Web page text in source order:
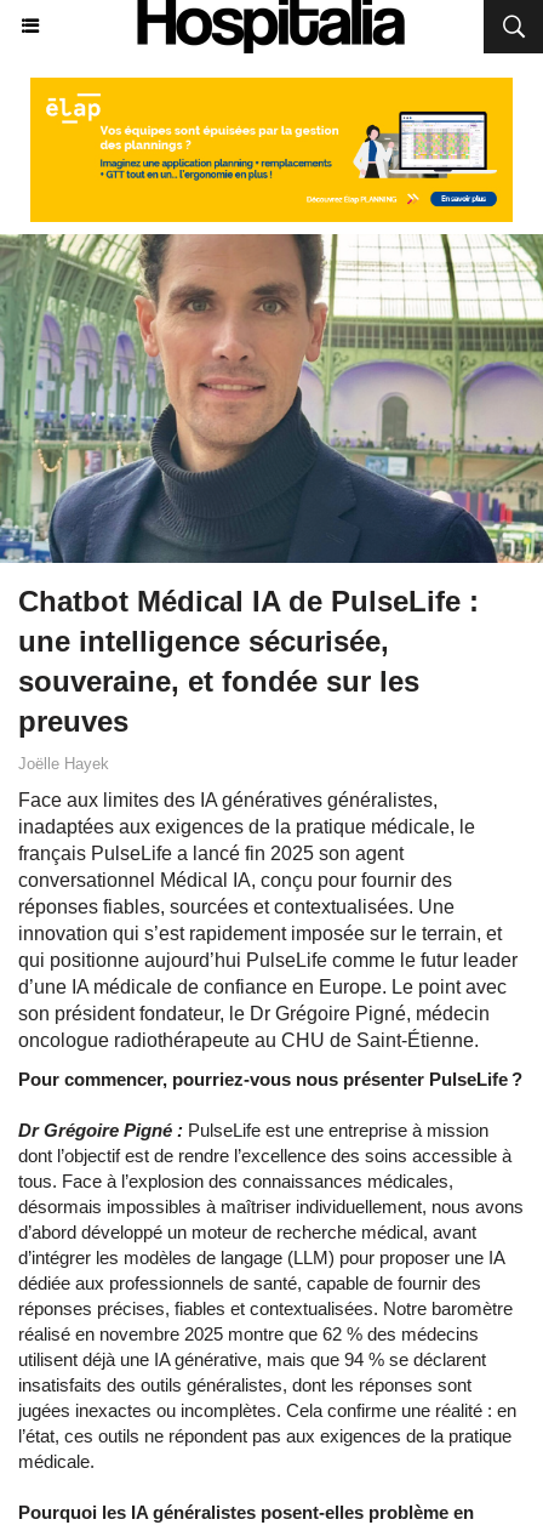
Chatbot Médical IA de PulseLife :
une intelligence sécurisée,
souveraine, et fondée sur les
preuves
Joëlle Hayek
Face aux limites des IA génératives généralistes,
inadaptées aux exigences de la pratique médicale, le
français PulseLife a lancé fin 2025 son agent
conversationnel Médical IA, conçu pour fournir des
réponses fiables, sourcées et contextualisées. Une
innovation qui s’est rapidement imposée sur le terrain, et
qui positionne aujourd’hui PulseLife comme le futur leader
d’une IA médicale de confiance en Europe. Le point avec
son président fondateur, le Dr Grégoire Pigné, médecin
oncologue radiothérapeute au CHU de Saint-Étienne.
Pour commencer, pourriez-vous nous présenter PulseLife ?
Dr Grégoire Pigné : PulseLife est une entreprise à mission
dont l’objectif est de rendre l’excellence des soins accessible à
tous. Face à l’explosion des connaissances médicales,
désormais impossibles à maîtriser individuellement, nous avons
d’abord développé un moteur de recherche médical, avant
d’intégrer les modèles de langage (LLM) pour proposer une IA
dédiée aux professionnels de santé, capable de fournir des
réponses précises, fiables et contextualisées. Notre baromètre
réalisé en novembre 2025 montre que 62 % des médecins
utilisent déjà une IA générative, mais que 94 % se déclarent
insatisfaits des outils généralistes, dont les réponses sont
jugées inexactes ou incomplètes. Cela confirme une réalité : en
l’état, ces outils ne répondent pas aux exigences de la pratique
médicale.
Pourquoi les IA généralistes posent-elles problème en